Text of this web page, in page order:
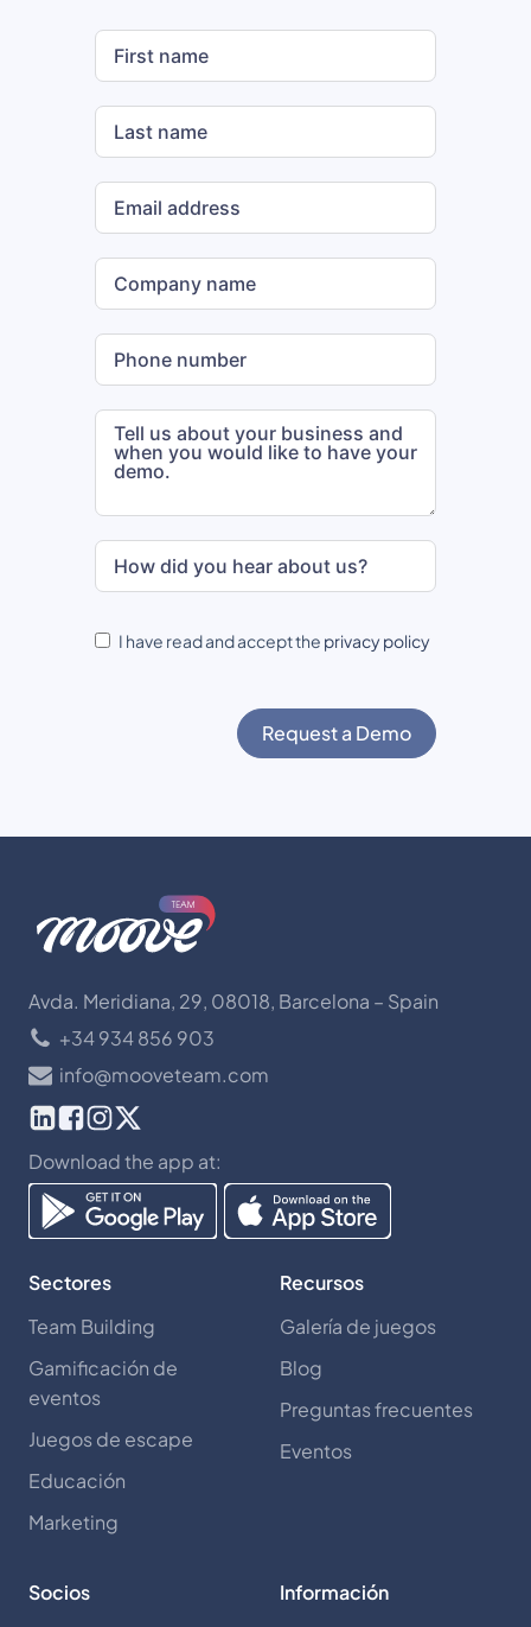
I have read and accept the privacy policy
Request a Demo
Avda. Meridiana, 29, 08018, Barcelona – Spain
+34 934 856 903
info@mooveteam.com
Download the app at:
Sectores
Team Building
Gamificación de
eventos
Juegos de escape
Educación
Marketing
Recursos
Galería de juegos
Blog
Preguntas frecuentes
Eventos
Socios
Información